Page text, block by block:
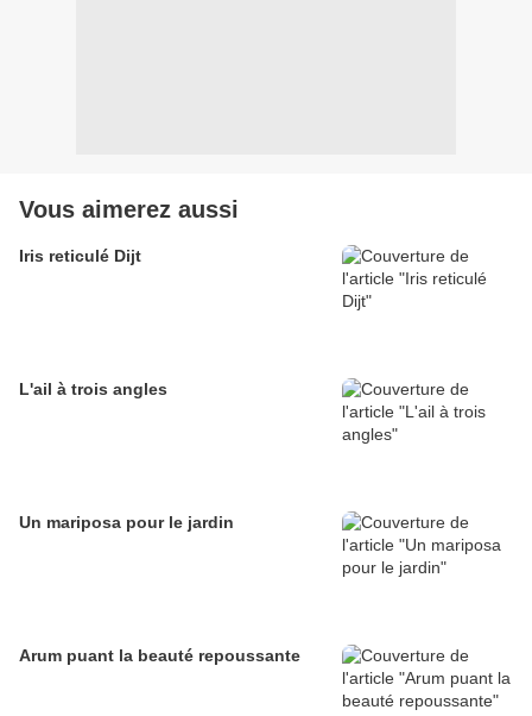
Vous aimerez aussi
Iris reticulé Dijt
L'ail à trois angles
Un mariposa pour le jardin
Arum puant la beauté repoussante